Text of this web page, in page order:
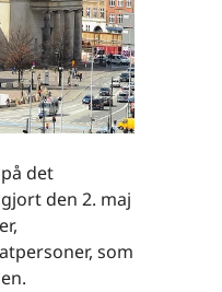
det
den 2. maj
som